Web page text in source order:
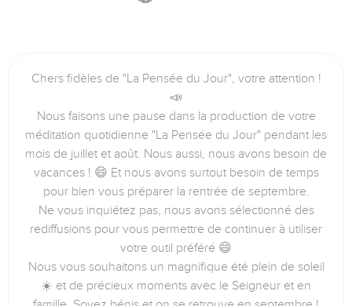
Chers fidèles de "La Pensée du Jour", votre attention !
📣
Nous faisons une pause dans la production de votre
méditation quotidienne "La Pensée du Jour" pendant les
mois de juillet et août. Nous aussi, nous avons besoin de
vacances ! 😄 Et nous avons surtout besoin de temps
pour bien vous préparer la rentrée de septembre.
Ne vous inquiétez pas, nous avons sélectionné des
rediffusions pour vous permettre de continuer à utiliser
votre outil préféré 😄
Nous vous souhaitons un magnifique été plein de soleil
☀️ et de précieux moments avec le Seigneur et en